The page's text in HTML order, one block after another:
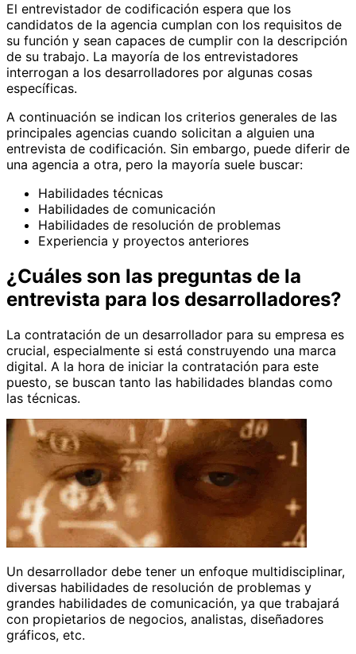
El entrevistador de codificación espera que los
candidatos de la agencia cumplan con los requisitos de
su función y sean capaces de cumplir con la descripción
de su trabajo. La mayoría de los entrevistadores
interrogan a los desarrolladores por algunas cosas
específicas.
A continuación se indican los criterios generales de las
principales agencias cuando solicitan a alguien una
entrevista de codificación. Sin embargo, puede diferir de
una agencia a otra, pero la mayoría suele buscar:
Habilidades técnicas
Habilidades de comunicación
Habilidades de resolución de problemas
Experiencia y proyectos anteriores
¿Cuáles son las preguntas de la
entrevista para los desarrolladores?
La contratación de un desarrollador para su empresa es
crucial, especialmente si está construyendo una marca
digital. A la hora de iniciar la contratación para este
puesto, se buscan tanto las habilidades blandas como
las técnicas.
Un desarrollador debe tener un enfoque multidisciplinar,
diversas habilidades de resolución de problemas y
grandes habilidades de comunicación, ya que trabajará
con propietarios de negocios, analistas, diseñadores
gráficos, etc.